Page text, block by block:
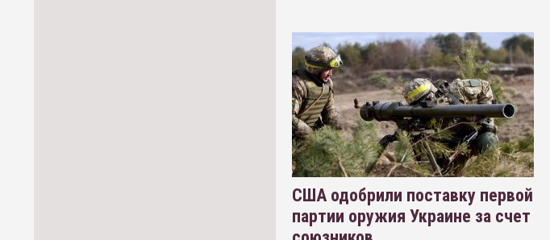
США одобрили поставку первой
партии оружия Украине за счет